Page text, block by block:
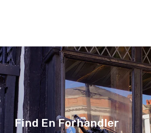
Find En Forhandler